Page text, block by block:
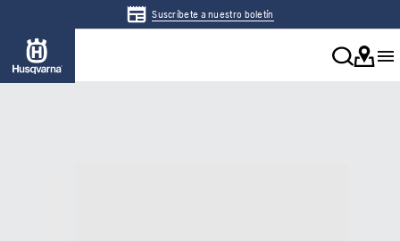
Suscríbete a nuestro boletín